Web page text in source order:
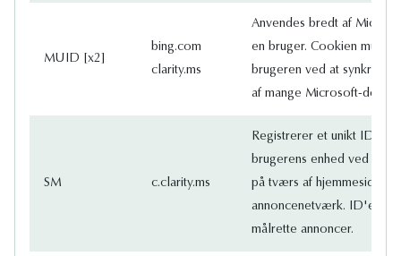
MUID [x2]
bing.com
clarity.ms
Anvendes bredt af
en bruger. Cookien
brugeren ved at
af mange Microsoft-
SM c.clarity.ms
Registrerer et unikt ID,
brugerens enhed ved
på tværs af hjemmesider,
annoncenetværk. ID'et
målrette annoncer.